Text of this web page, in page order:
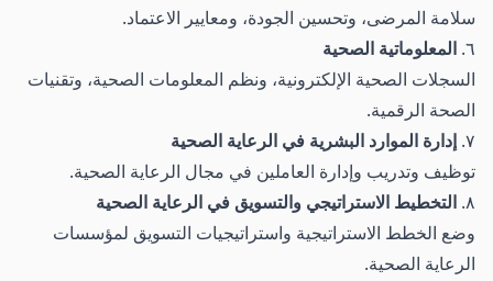
سلامة المرضى، وتحسين الجودة، ومعايير الاعتماد.
٦. المعلوماتية الصحية
السجلات الصحية الإلكترونية، ونظم المعلومات الصحية، وتقنيات
الصحة الرقمية.
٧. إدارة الموارد البشرية في الرعاية الصحية
توظيف وتدريب وإدارة العاملين في مجال الرعاية الصحية.
٨. التخطيط الاستراتيجي والتسويق في الرعاية الصحية
وضع الخطط الاستراتيجية واستراتيجيات التسويق لمؤسسات
الرعاية الصحية.